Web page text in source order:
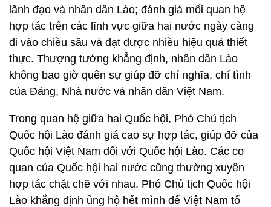
lãnh đạo và nhân dân Lào; đánh giá mối quan hệ
hợp tác trên các lĩnh vực giữa hai nước ngày càng
đi vào chiều sâu và đạt được nhiều hiệu quả thiết
thực. Thượng tướng khẳng định, nhân dân Lào
không bao giờ quên sự giúp đỡ chí nghĩa, chí tình
của Đảng, Nhà nước và nhân dân Việt Nam.
Trong quan hệ giữa hai Quốc hội, Phó Chủ tịch
Quốc hội Lào đánh giá cao sự hợp tác, giúp đỡ của
Quốc hội Việt Nam đối với Quốc hội Lào. Các cơ
quan của Quốc hội hai nước cũng thường xuyên
hợp tác chặt chẽ với nhau. Phó Chủ tịch Quốc hội
Lào khẳng định ủng hộ hết mình để Việt Nam tổ